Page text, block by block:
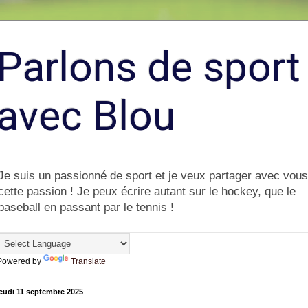
de sport
Blou
suis un passionné de sport et je veux partager avec vous
passion ! Je peux écrire autant sur le hockey, que le
en passant par le tennis !
by Translate
11 septembre 2025